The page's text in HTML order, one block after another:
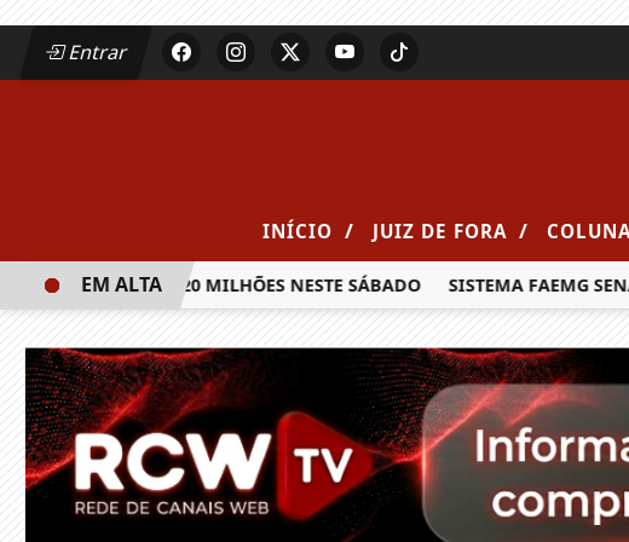
Entrar
INÍCIO / JUIZ DE FORA /
DE R$ 20 MILHÕES NESTE SÁBADO SISTEMA FAEMG SENAR
EM ALTA